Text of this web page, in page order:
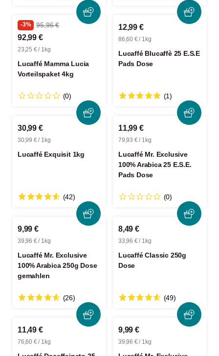
-3% 95,96 €
92,99 €
23,25 € / 1kg
Lucaffé Mamma Lucia
Vorteilspaket 4kg
(0)
12,99 €
86,60 € / 1kg
Lucaffé Blucaffè 25 E.S.E
Pads Dose
(1)
30,99 €
30,99 € / 1kg
Lucaffé Exquisit 1kg
(42)
11,99 €
79,93 € / 1kg
Lucaffé Mr. Exclusive
100% Arabica 25 E.S.E.
Pads Dose
(0)
9,99 €
39,96 € / 1kg
Lucaffé Mr. Exclusive
100% Arabica 250g Dose
gemahlen
(26)
8,49 €
33,96 € / 1kg
Lucaffé Classic 250g
Dose
(49)
11,49 €
76,60 € / 1kg
9,99 €
39,96 € / 1kg